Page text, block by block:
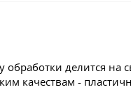
делится на
качествам -